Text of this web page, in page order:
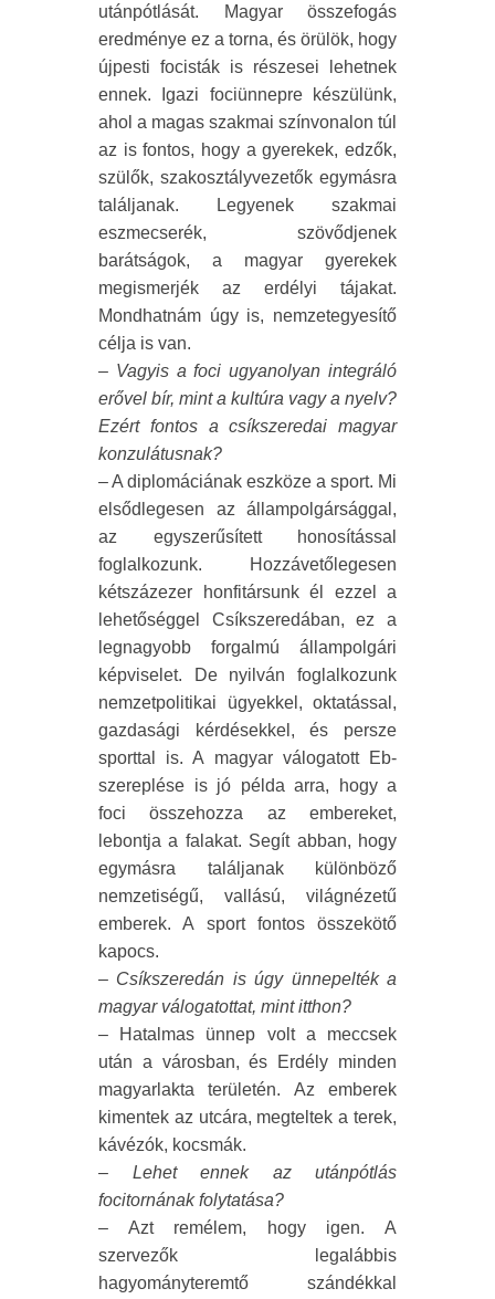
utánpótlását. Magyar összefogás
eredménye ez a torna, és örülök, hogy
újpesti focisták is részesei lehetnek
ennek. Igazi fociünnepre készülünk,
ahol a magas szakmai színvonalon túl
az is fontos, hogy a gyerekek, edzők,
szülők, szakosztályvezetők egymásra
találjanak. Legyenek szakmai
eszmecserék, szövődjenek
barátságok, a magyar gyerekek
megismerjék az erdélyi tájakat.
Mondhatnám úgy is, nemzetegyesítő
célja is van.
– Vagyis a foci ugyanolyan integráló
erővel bír, mint a kultúra vagy a nyelv?
Ezért fontos a csíkszeredai magyar
konzulátusnak?
– A diplomáciának eszköze a sport. Mi
elsődlegesen az állampolgársággal,
az egyszerűsített honosítással
foglalkozunk. Hozzávetőlegesen
kétszázezer honfitársunk él ezzel a
lehetőséggel Csíkszeredában, ez a
legnagyobb forgalmú állampolgári
képviselet. De nyilván foglalkozunk
nemzetpolitikai ügyekkel, oktatással,
gazdasági kérdésekkel, és persze
sporttal is. A magyar válogatott Eb-
szereplése is jó példa arra, hogy a
foci összehozza az embereket,
lebontja a falakat. Segít abban, hogy
egymásra találjanak különböző
nemzetiségű, vallású, világnézetű
emberek. A sport fontos összekötő
kapocs.
– Csíkszeredán is úgy ünnepelték a
magyar válogatottat, mint itthon?
– Hatalmas ünnep volt a meccsek
után a városban, és Erdély minden
magyarlakta területén. Az emberek
kimentek az utcára, megteltek a terek,
kávézók, kocsmák.
– Lehet ennek az utánpótlás
focitornának folytatása?
– Azt remélem, hogy igen. A
szervezők legalábbis
hagyományteremtő szándékkal